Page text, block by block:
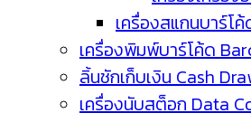
เครื่องสแกนบาร์โ
เครื่องพิมพ์บาร์โค้ด
ลิ้นชักเก็บเงิน Cash
เครื่องนับสต็อก Data